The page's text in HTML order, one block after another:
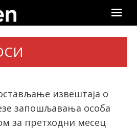
извештаја о
запошљавања особа
за претходни месец